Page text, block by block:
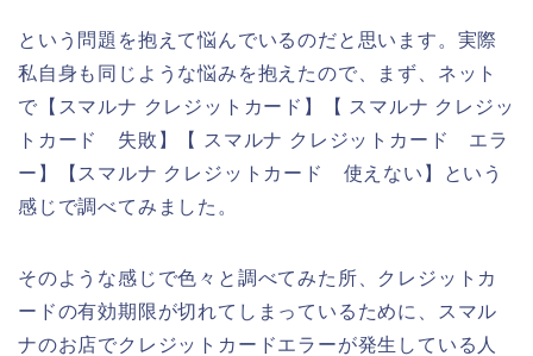
という問題を抱えて悩んでいるのだと思います。実際
私自身も同じような悩みを抱えたので、まず、ネット
で【スマルナ クレジットカード】【 スマルナ クレジッ
トカード 失敗】【 スマルナ クレジットカード エラ
ー】【スマルナ クレジットカード 使えない】という
感じで調べてみました。
そのような感じで色々と調べてみた所、クレジットカ
ードの有効期限が切れてしまっているために、スマル
ナのお店でクレジットカードエラーが発生している人